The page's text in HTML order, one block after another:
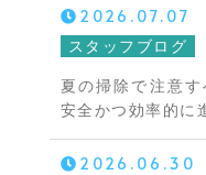
2026.07.07
スタッフブログ
夏の掃除で注意
安全かつ効率的に
2026.06.30